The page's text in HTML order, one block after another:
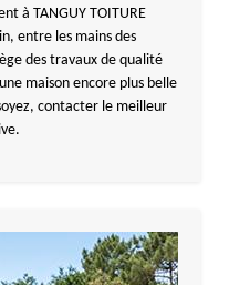
à TANGUY TOITURE
entre les mains des
des travaux de qualité
maison encore plus belle
contacter le meilleur